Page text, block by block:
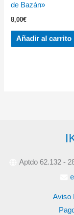
de Bazán»
8,00€
Añadir al carrito
Aptdo 62.132 -
Aviso